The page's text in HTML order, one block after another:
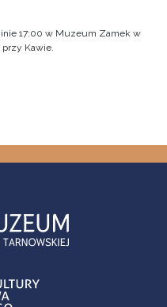
17:00 w Muzeum Zamek w
przy Kawie.